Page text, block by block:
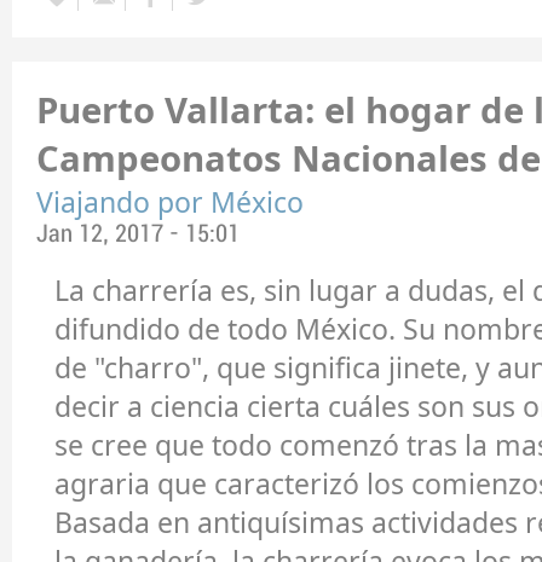
Puerto Vallarta: el hogar de
Campeonatos Nacionales
Viajando por México
Jan 12, 2017 - 15:01
La charrería es, sin lugar a dudas, el
difundido de todo México. Su
de "charro", que significa jinete, y
decir a ciencia cierta cuáles son sus
se cree que todo comenzó tras la
agraria que caracterizó los
Basada en antiquísimas actividades